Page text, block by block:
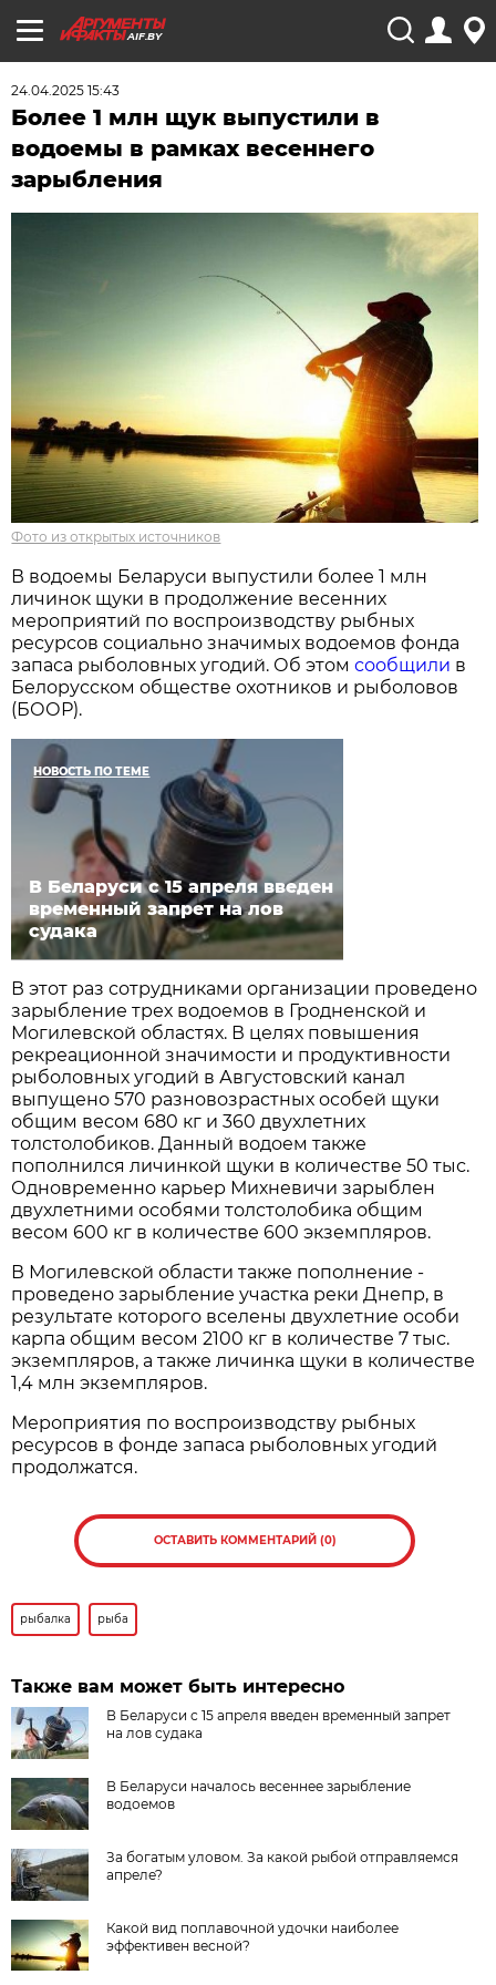
AIF.BY
24.04.2025 15:43
Более 1 млн щук выпустили в
водоемы в рамках весеннего
зарыбления
Фото из открытых источников
В водоемы Беларуси выпустили более 1 млн
личинок щуки в продолжение весенних
мероприятий по воспроизводству рыбных
ресурсов социально значимых водоемов фонда
запаса рыболовных угодий. Об этомсообщили в
Белорусском обществе охотников и рыболовов
(БООР).
НОВОСТЬ ПО ТЕМЕ
В Беларуси с 15 апреля введен
временный запрет на лов
судака
В этот раз сотрудниками организации проведено
зарыбление трех водоемов в Гродненской и
Могилевской областях. В целях повышения
рекреационной значимости и продуктивности
рыболовных угодий в Августовский канал
выпущено 570 разновозрастных особей щуки
общим весом 680 кг и 360 двухлетних
толстолобиков. Данный водоем также
пополнился личинкой щуки в количестве 50 тыс.
Одновременно карьер Михневичи зарыблен
двухлетними особями толстолобика общим
весом 600 кг в количестве 600 экземпляров.
В Могилевской области также пополнение -
проведено зарыбление участка реки Днепр, в
результате которого вселены двухлетние особи
карпа общим весом 2100 кг в количестве 7 тыс.
экземпляров, а также личинка щуки в количестве
1,4 млн экземпляров.
Мероприятия по воспроизводству рыбных
ресурсов в фонде запаса рыболовных угодий
продолжатся.
ОСТАВИТЬ КОММЕНТАРИЙ (0)
рыбалка рыба
Также вам может быть интересно
В Беларуси с 15 апреля введен временный запрет
на лов судака
В Беларуси началось весеннее зарыбление
водоемов
За богатым уловом. За какой рыбой отправляемся
апреле?
Какой вид поплавочной удочки наиболее
эффективен весной?